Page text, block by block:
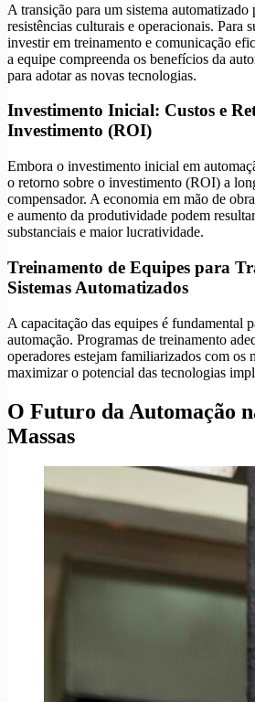
A transição para um sistema automatizado
resistências culturais e operacionais. Para
investir em treinamento e comunicação
a equipe compreenda os benefícios da
para adotar as novas tecnologias.
Investimento Inicial: Custos e
Investimento (ROI)
Embora o investimento inicial em
o retorno sobre o investimento (ROI) a
compensador. A economia em mão de
e aumento da produtividade podem
substanciais e maior lucratividade.
Treinamento de Equipes para
Sistemas Automatizados
A capacitação das equipes é fundamental
automação. Programas de treinamento
operadores estejam familiarizados com os
maximizar o potencial das tecnologias
O Futuro da Automação
Massas